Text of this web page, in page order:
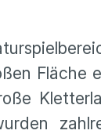
Fläche